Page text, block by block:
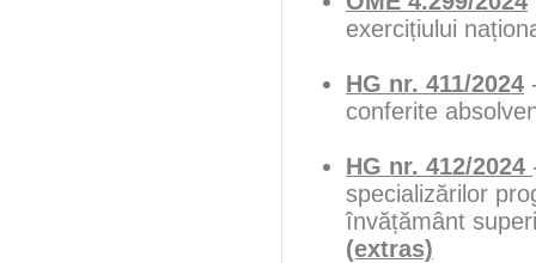
exercițiului
HG nr. 411/2024
conferite
HG nr. 412/2024
specializărilor
învățământ
(extras)